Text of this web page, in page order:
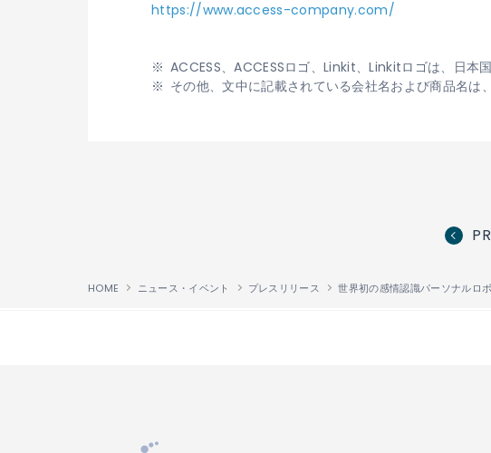
https://www.access-company.com/
ACCESS、ACCESSロゴ、Linkit、Linkitロゴは、日本
その他、文中に記載されている会社名および商品名は
HOME ニュース・イベント プレスリリース